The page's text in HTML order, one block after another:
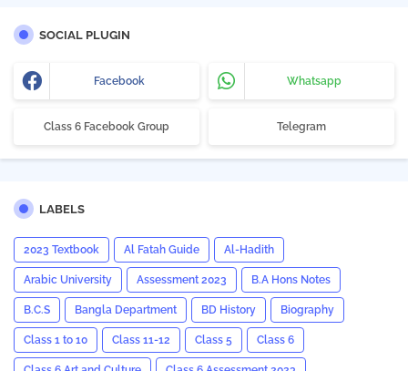
SOCIAL PLUGIN
Facebook Whatsapp
Class 6 Facebook Group Telegram
LABELS
2023 Textbook Al Fatah Guide Al-Hadith
Arabic University Assessment 2023 B.A Hons Notes
B.C.S Bangla Department BD History Biography
Class 1 to 10 Class 11-12 Class 5 Class 6